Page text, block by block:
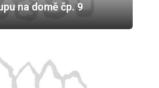
na domě čp. 9